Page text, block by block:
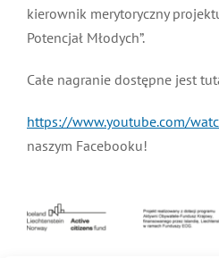
kierownik merytoryczny projektu
Potencjał Młodych”.
Całe nagranie dostępne jest
https://www.youtube.com/
naszym Facebooku!